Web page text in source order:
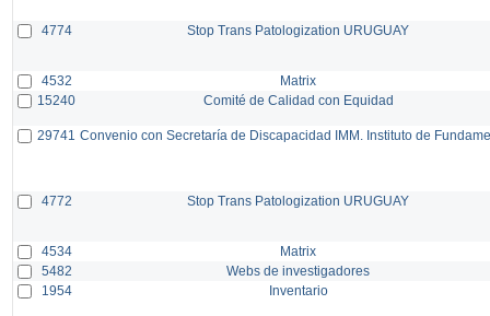
4774 Stop Trans Patologization URUGUAY
4532
Matrix
15240
Comité de Calidad con Equidad
29741 Convenio con Secretaría de Discapacidad IMM. Instituto de
4772 Stop Trans Patologization URUGUAY
4534
Matrix
5482
Webs de investigadores
1954
Inventario